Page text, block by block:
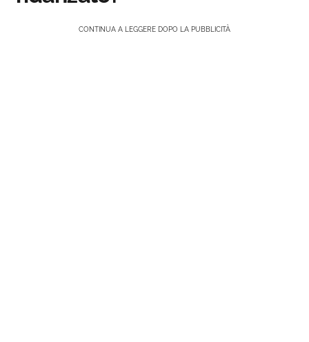
CONTINUA A LEGGERE DOPO LA PUBBLICITÀ